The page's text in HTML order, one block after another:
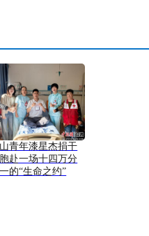
青年漆星杰捐干
赴一场十四万分
的“生命之约”